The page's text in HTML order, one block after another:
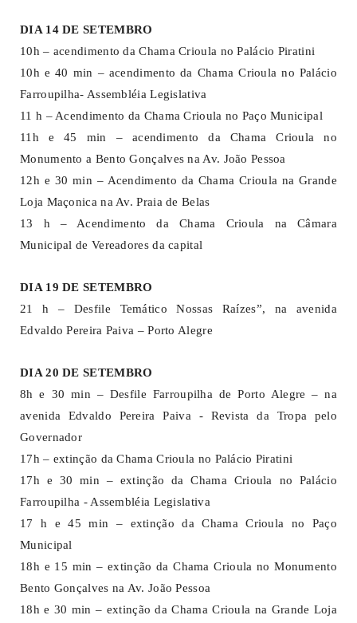
DIA 14 DE SETEMBRO
10h – acendimento da Chama Crioula no Palácio Piratini
10h e 40 min – acendimento da Chama Crioula no Palácio
Farroupilha- Assembléia Legislativa
11 h – Acendimento da Chama Crioula no Paço Municipal
11h e 45 min – acendimento da Chama Crioula no
Monumento a Bento Gonçalves na Av. João Pessoa
12h e 30 min – Acendimento da Chama Crioula na Grande
Loja Maçonica na Av. Praia de Belas
13 h – Acendimento da Chama Crioula na Câmara
Municipal de Vereadores da capital
DIA 19 DE SETEMBRO
21 h – Desfile Temático Nossas Raízes”, na avenida
Edvaldo Pereira Paiva – Porto Alegre
DIA 20 DE SETEMBRO
8h e 30 min – Desfile Farroupilha de Porto Alegre – na
avenida Edvaldo Pereira Paiva - Revista da Tropa pelo
Governador
17h – extinção da Chama Crioula no Palácio Piratini
17h e 30 min – extinção da Chama Crioula no Palácio
Farroupilha - Assembléia Legislativa
17 h e 45 min – extinção da Chama Crioula no Paço
Municipal
18h e 15 min – extinção da Chama Crioula no Monumento
Bento Gonçalves na Av. João Pessoa
18h e 30 min – extinção da Chama Crioula na Grande Loja